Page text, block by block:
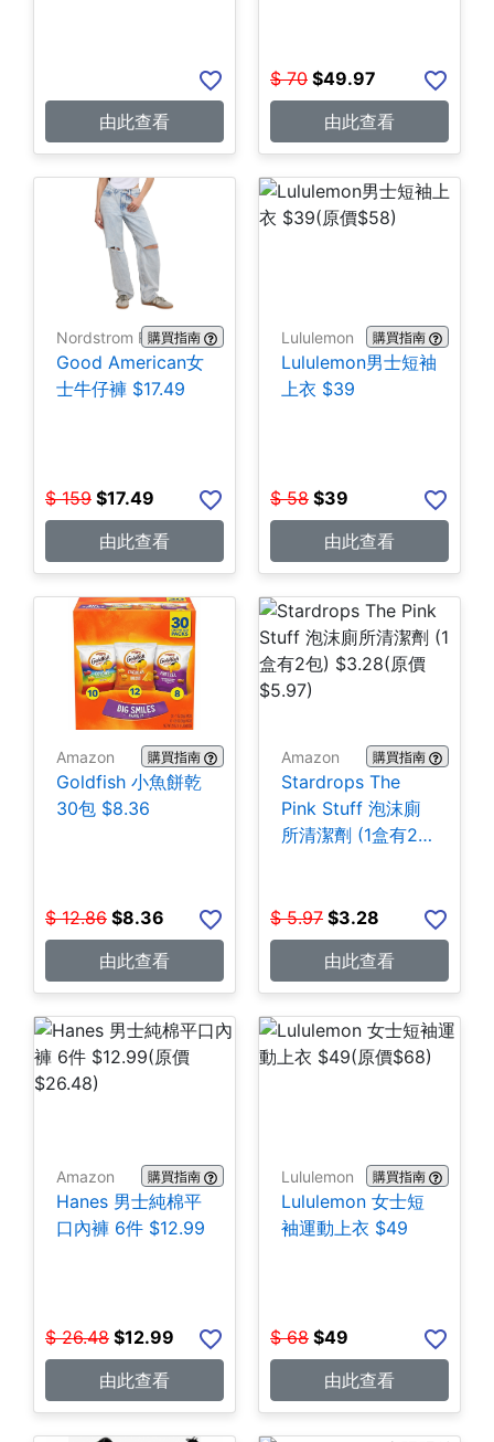
由此查看
$ 70 $49.97
由此查看
Nordstrom Rack購買指南
Good American女
士牛仔褲 $17.49
$ 159 $17.49
由此查看
Lululemon 購買指南
Lululemon男士短袖
上衣 $39
$ 58 $39
由此查看
Amazon 購買指南
Goldfish 小魚餅乾
30包 $8.36
$ 12.86 $8.36
由此查看
Amazon 購買指南
Stardrops The
Pink Stuff 泡沫廁
所清潔劑 (1盒有2
$ 5.97 $3.28
由此查看
Amazon 購買指南
Hanes 男士純棉平
口內褲 6件 $12.99
$ 26.48 $12.99
由此查看
Lululemon 購買指南
Lululemon 女士短
袖運動上衣 $49
$ 68 $49
由此查看